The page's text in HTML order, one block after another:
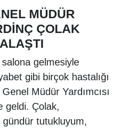
MÜDÜR
ÇOLAK
gelmesiyle
gibi birçok hastalığı
Müdür Yardımcısı
geldi. Çolak,
gündür tutukluyum,